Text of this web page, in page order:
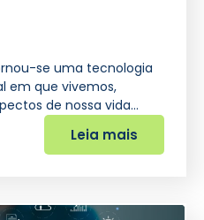
se uma tecnologia
em que vivemos,
de nossa vida…
Leia mais